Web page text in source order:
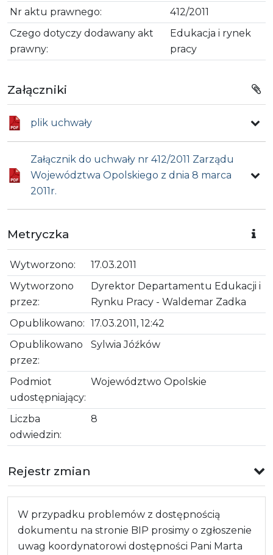
Nr aktu prawnego:
412/2011
Czego dotyczy dodawany akt
prawny:
Edukacja i rynek
pracy
Załączniki
plik uchwały
Załącznik do uchwały nr 412/2011 Zarządu
Województwa Opolskiego z dnia 8 marca
2011r.
Metryczka
Wytworzono:
17.03.2011
Wytworzono
przez:
Dyrektor Departamentu Edukacji i
Rynku Pracy - Waldemar Zadka
Opublikowano: 17.03.2011, 12:42
Opublikowano
przez:
Sylwia Jóźków
Podmiot
udostępniający:
Województwo Opolskie
Liczba
odwiedzin:
8
Rejestr zmian
W przypadku problemów z dostępnością
dokumentu na stronie BIP prosimy o zgłoszenie
uwag koordynatorowi dostępności Pani Marta